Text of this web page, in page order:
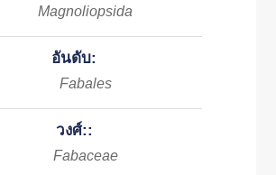
Magnoliopsida
อันดับ:
Fabales
วงศ์::
Fabaceae